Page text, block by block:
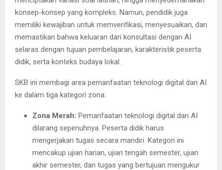
konsep-konsep yang kompleks. Namun, pendidik juga
memiliki kewajiban untuk memverifikasi, menyesuaikan, dan
memastikan bahwa keluaran dari konsultasi dengan AI
selaras dengan tujuan pembelajaran, karakteristik peserta
didik, serta konteks budaya lokal.
SKB ini membagi area pemanfaatan teknologi digital dan AI
ke dalam tiga kategori zona:
Zona Merah: Pemanfaatan teknologi digital dan AI
dilarang sepenuhnya. Peserta didik harus
mengerjakan tugas secara mandiri. Kategori ini
mencakup ujian harian, ujian tengah semester, ujian
akhir semester, dan tugas yang bertujuan mengukur